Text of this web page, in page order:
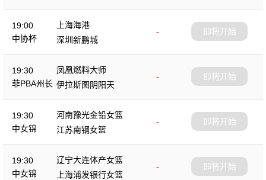
19:00
中协杯
上海海港
-
深圳新鹏城
即将开始
19:30
菲PBA州长
凤凰燃料大师
-
伊拉斯图阴阳天
即将开始
19:30
中女锦
河南豫光金铅女篮
-
江苏南钢女篮
即将开始
19:30
中女锦
辽宁大连体产女篮
-
上海浦发银行女篮
即将开始